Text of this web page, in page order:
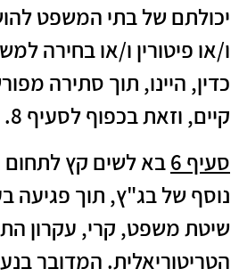
יכולתם של בתי המשפט
ו/או פיטורין ו/או בחירה
כדין, היינו, תוך סתירה
קיים, וזאת בכפוף לסעיף 8.
סעיף 6
בא לשים קץ
נוסף של בג"ץ, תוך פגיעה
שיטת משפט, קרי, עקרון
הטריטוריאלית. המדובר